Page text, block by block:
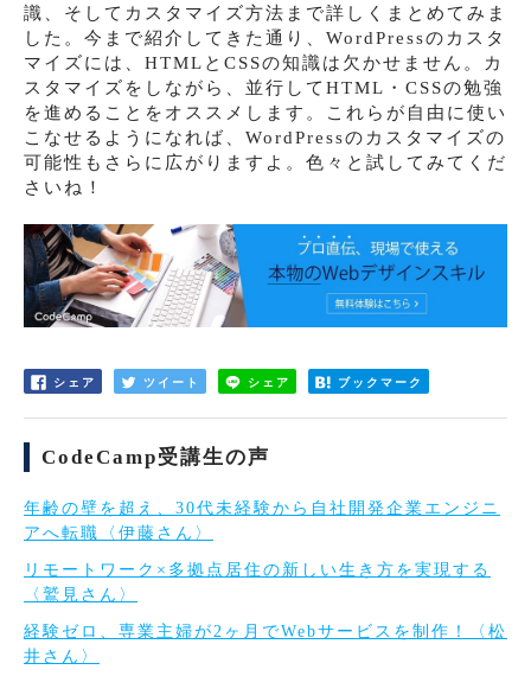
識、そしてカスタマイズ方法まで詳しくまとめてみま
した。今まで紹介してきた通り、WordPressのカスタ
マイズには、HTMLとCSSの知識は欠かせません。カ
スタマイズをしながら、並行してHTML・CSSの勉強
を進めることをオススメします。これらが自由に使い
こなせるようになれば、WordPressのカスタマイズの
可能性もさらに広がりますよ。色々と試してみてくだ
さいね！
シェア ツイート シェア ブックマーク
CodeCamp受講生の声
年齢の壁を超え、30代未経験から自社開発企業エンジニ
アへ転職〈伊藤さん〉
リモートワーク×多拠点居住の新しい生き方を実現する
〈鷲見さん〉
経験ゼロ、専業主婦が2ヶ月でWebサービスを制作！〈松
井さん〉